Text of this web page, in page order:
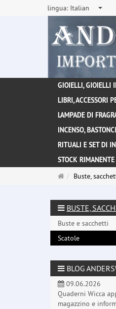
lingua: Italian
GIOIELLI, GIOIELLI
LIBRI, ACCESSORI
LAMPADE DI
INCENSO,
RITUALI E SET DI
STOCK
Pagina
Buste,
BUSTE,
Buste e sacchetti
Scatole
BLOG
09.06.2026
Quaderni Wicca
magazzino e